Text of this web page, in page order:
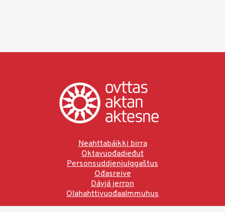
Neahttabáikki birra
Oktavuođadieđut
Personsuddjenjulggaštus
Ođasreive
Dávjá jerron
Olahahttivuođaalmmuhus